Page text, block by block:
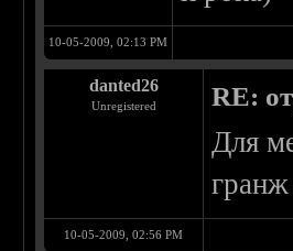
10-05-2009, 02:13 PM
danted26
Unregistered RE:
Для
10-05-2009, 02:56 PM